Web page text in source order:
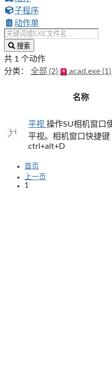
子程序
动作单
搜索
共 1 个动作
分类：
全部 (2) acad.exe (1)
名称
平视 操作SU相机窗口
平视。相机窗口快捷键
ctrl+alt+D
首页
上一页
1